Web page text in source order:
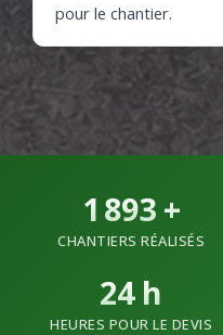
pour le chantier.
1 893+
CHANTIERS RÉALISÉS
24h
HEURES POUR LE DEVIS